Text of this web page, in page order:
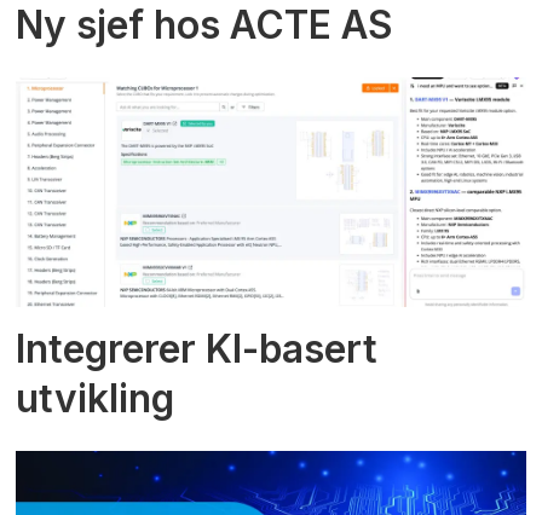
Ny sjef hos ACTE AS
Integrerer KI-basert
utvikling